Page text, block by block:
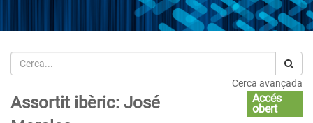
Cerca
Cerca avançada
Assortit ibèric: José
Accés
obert